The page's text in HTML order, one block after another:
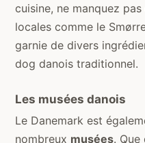
cuisine, ne manquez
locales comme le
garnie de divers
dog danois traditionnel.
Les musées danois
Le Danemark est
nombreux musées.